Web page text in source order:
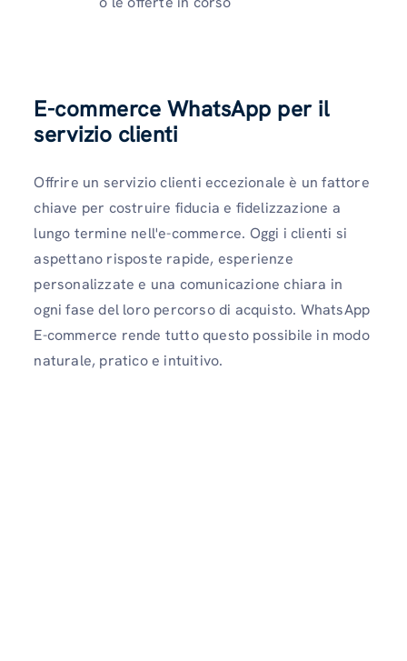
E-commerce WhatsApp per il
servizio clienti
Offrire un servizio clienti eccezionale è un fattore
chiave per costruire fiducia e fidelizzazione a
lungo termine nell'e-commerce. Oggi i clienti si
aspettano risposte rapide, esperienze
personalizzate e una comunicazione chiara in
ogni fase del loro percorso di acquisto. WhatsApp
E-commerce rende tutto questo possibile in modo
naturale, pratico e intuitivo.